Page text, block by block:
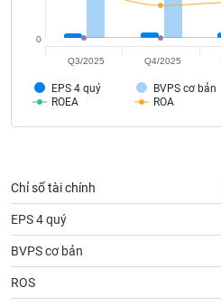
EPS 4 quý BVPS cơ bản
ROEA
ROA
0
Q3/2025 Q4/2025
Chỉ số tài chính
EPS 4 quý
BVPS cơ bản
ROS
Công
Truyền
tài
chính